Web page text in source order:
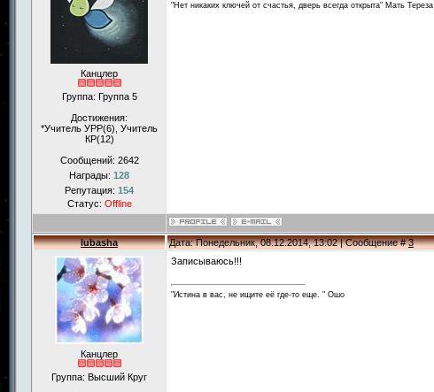
Канцлер
Группа: Группа 5
Достижения:
*Учитель УРР(6), Учитель
КР(12)
Сообщений: 2642
Награды: 128
Репутация: 154
Статус: Offline
"Нет никаких ключей от счастья, дверь всегда открыта" Мать Тереза
lubasha Дата: Понедельник, 08.12.2014, 13:02 | Сообщение #3
Канцлер
Группа: Высший Круг
Записываюсь!!!
"Истина в вас, не ищите её где-то еще. " Ошо